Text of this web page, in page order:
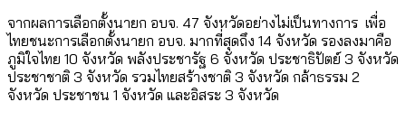
จากผลการเลือกตั้งนายก อบจ. 47 จังหวัดอย่างไม่เป็นทางการ เพื่อ
ไทยชนะการเลือกตั้งนายก อบจ. มากที่สุดถึง 14 จังหวัด รองลงมาคือ
ภูมิใจไทย 10 จังหวัด พลังประชารัฐ 6 จังหวัด ประชาธิปัตย์ 3 จังหวัด
ประชาชาติ 3 จังหวัด รวมไทยสร้างชาติ 3 จังหวัด กล้าธรรม 2
จังหวัด ประชาชน 1 จังหวัด และอิสระ 3 จังหวัด